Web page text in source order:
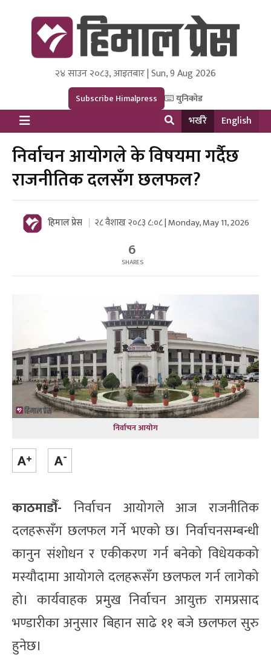
Himal Press
Dot NewsyNepal Media and Research Pvt Ltd.
२४ साउन २०८३, आइतबार | Sun, 9 Aug 2026
Subscribe Himalpress युनिकोड
भर्खरै English
निर्वाचन आयोगले के विषयमा गर्दैछ
राजनीतिक दलसँग छलफल?
हिमाल प्रेस २८ वैशाख २०८३ ८:०८ | Monday, May 11, 2026
6
SHARES
निर्वाचन आयोग
काठमाडौँ- निर्वाचन आयोगले आज राजनीतिक
दलहरूसँग छलफल गर्ने भएको छ। निर्वाचनसम्बन्धी
कानुन संशोधन र एकीकरण गर्न बनेको विधेयकको
मस्यौदामा आयोगले दलहरूसँग छलफल गर्न लागेको
हो। कार्यवाहक प्रमुख निर्वाचन आयुक्त रामप्रसाद
भण्डारीका अनुसार बिहान साढे ११ बजे छलफल सुरु
हुनेछ।